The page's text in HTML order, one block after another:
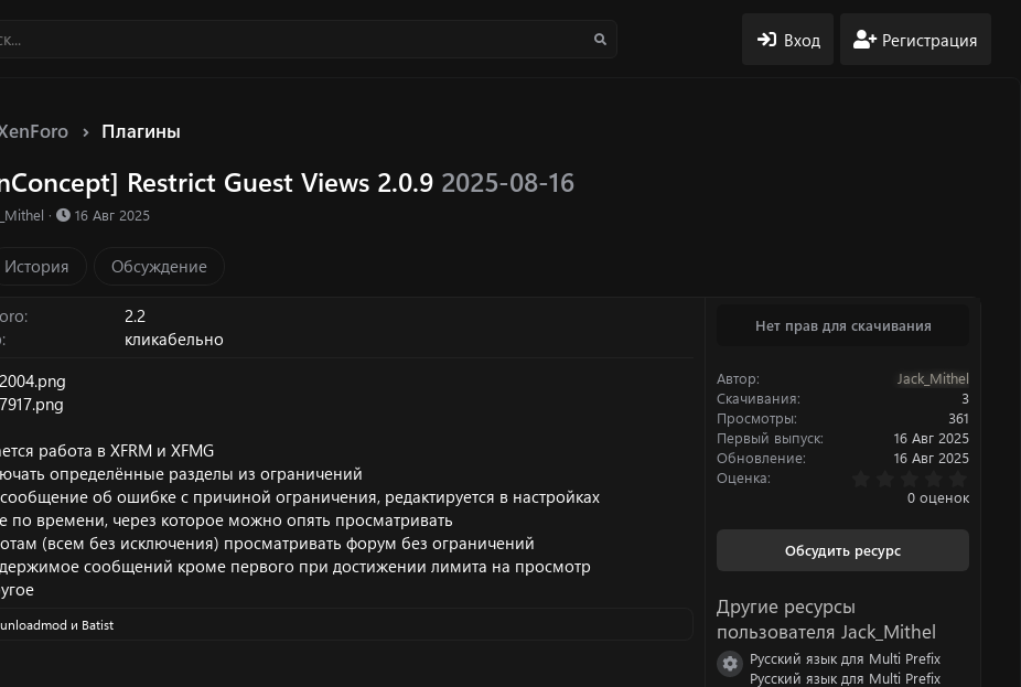
Вход Регистрация
Плагины
ресурса
Restrict Guest Views 2.0.9 2025-08-16
Д
16 Авг 2025
История Обсуждение
2.2
кликабельно
работа в XFRM и XFMG
определённые разделы из ограничений
об ошибке с причиной ограничения, редактируется в настройках
по времени, через которое можно опять просматривать
(всем без исключения) просматривать форум без ограничений
сообщений кроме первого при достижении лимита на просмотр
unloadmod и Batist
Нет прав для скачивания
Автор
Jack_Mithel
Скачивания
3
Просмотры
361
Первый выпуск
16 Авг 2025
Обновление
16 Авг 2025
Оценка
.
0
0 оценок
Обсудить ресурс
Другие ресурсы
пользователя Jack_Mithel
Иконка ресурса
Русский язык для Multi Prefix
Русский язык для Multi Prefix